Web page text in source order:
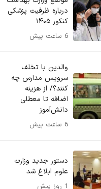
درباره ظرفیت پزشکی
کنکور ۱۴۰۵
6 ساعت پیش
والدین با تخلف
سرویس مدارس چه
کنند؟/ از هزینه
اضافه تا معطلی
دانش‌آموز
6 ساعت پیش
دستور جدید وزارت
علوم ابلاغ شد
1 روز پیش